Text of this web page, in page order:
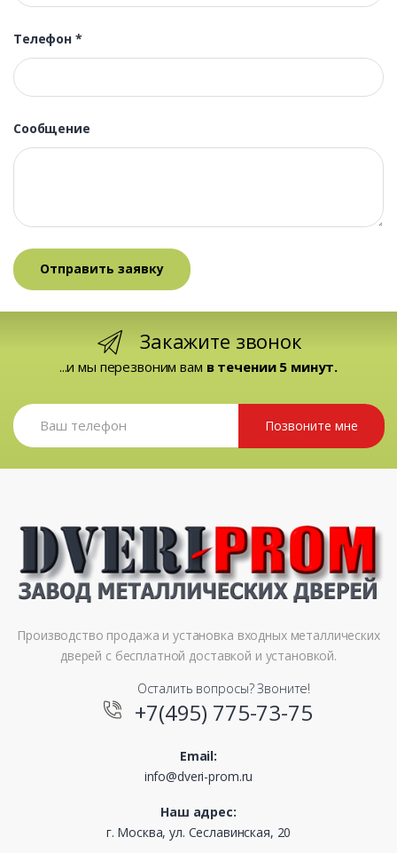
Телефон *
Сообщение
Закажите звонок
...и мы перезвоним вам в течении 5 минут.
Позвоните мне
Производство продажа и установка входных металлических
дверей с бесплатной доставкой и установкой.
Осталить вопросы? Звоните!
+7(495) 775-73-75
Email:
info@dveri-prom.ru
Наш адрес:
г. Москва, ул. Сеславинская, 20